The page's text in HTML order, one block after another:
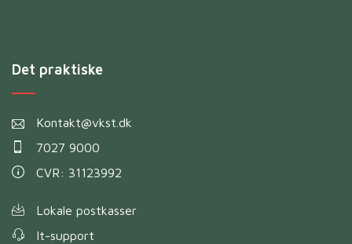
Det praktiske
Kontakt@vkst.dk
7027 9000
CVR: 31123992
Lokale postkasser
It-support